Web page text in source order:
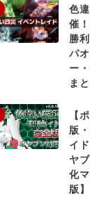
色
催
勝
パ
ー
ま
【
版
イ
ヤ
化
版】